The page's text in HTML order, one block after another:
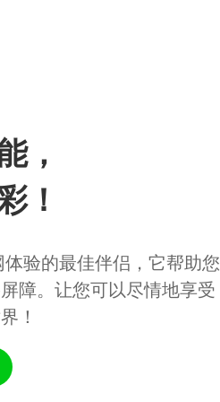
，
！
验的最佳伴侣，它帮助您
障。让您可以尽情地享受
！